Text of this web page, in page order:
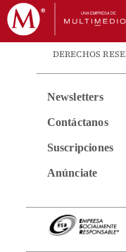
DERECHOS
Newsletters
Contáctanos
Suscripciones
Anúnciate